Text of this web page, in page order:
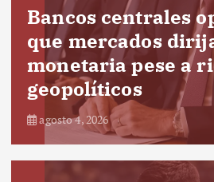
Bancos centrales
que mercados
monetaria pese a
geopolíticos
agosto 4, 2026